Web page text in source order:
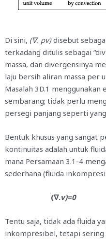
Di sini, (∇. ρv)disebut
terkadang ditulis sebagai “div
massa, dan divergensinya
laju bersih aliran massa per
Masalah 3D.1
sembarang; tidak perlu
persegi panjang seperti
Bentuk khusus yang sangat
kontinuitas adalah untuk
mana Persamaan 3.1-4
sederhana (fluida
(∇.
Tentu saja, tidak ada fluida
inkompresibel, tetapi sering